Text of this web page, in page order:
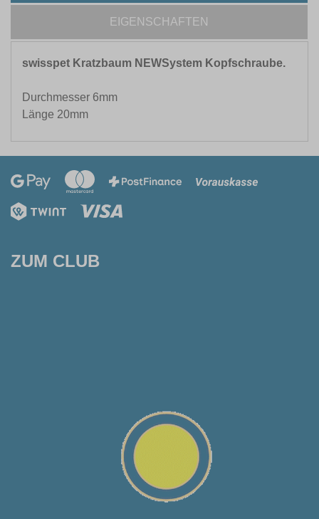
EIGENSCHAFTEN
swisspet Kratzbaum NEWSystem Kopfschraube.
Durchmesser 6mm
Länge 20mm
ZUM CLUB